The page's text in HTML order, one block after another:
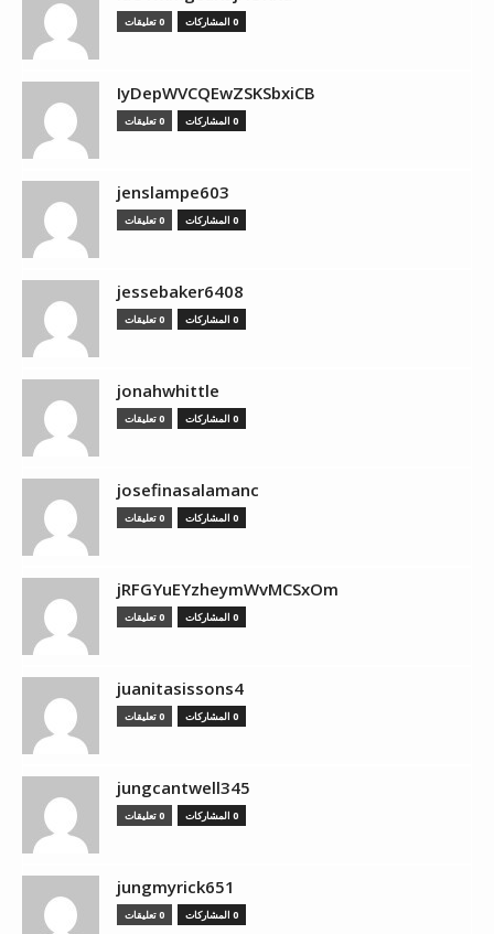
0 المشاركات 0 تعليقات
IyDepWVCQEwZSKSbxiCB
0 المشاركات 0 تعليقات
jenslampe603
0 المشاركات 0 تعليقات
jessebaker6408
0 المشاركات 0 تعليقات
jonahwhittle
0 المشاركات 0 تعليقات
josefinasalamanc
0 المشاركات 0 تعليقات
jRFGYuEYzheymWvMCSxOm
0 المشاركات 0 تعليقات
juanitasissons4
0 المشاركات 0 تعليقات
jungcantwell345
0 المشاركات 0 تعليقات
jungmyrick651
0 المشاركات 0 تعليقات